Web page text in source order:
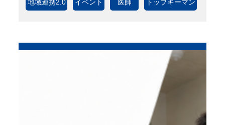
地域連携2.0 イベント 医師 トップキーマン